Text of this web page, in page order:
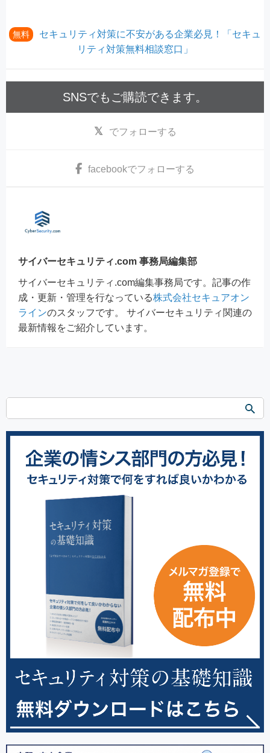
無料
セキュリティ対策に不安がある企業必見！「セキュ
リティ対策無料相談窓口」
SNSでもご購読できます。
でフォローする
facebookでフォローする
サイバーセキュリティ.com 事務局編集部
サイバーセキュリティ.com編集事務局です。記事の作
成・更新・管理を行なっている株式会社セキュアオン
ラインのスタッフです。 サイバーセキュリティ関連の
最新情報をご紹介しています。